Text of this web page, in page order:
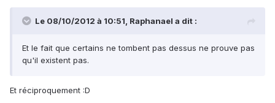
Le 08/10/2012 à 10:51, Raphanael a dit :
Et le fait que certains ne tombent pas dessus ne prouve pas
qu'il existent pas.
Et réciproquement :D